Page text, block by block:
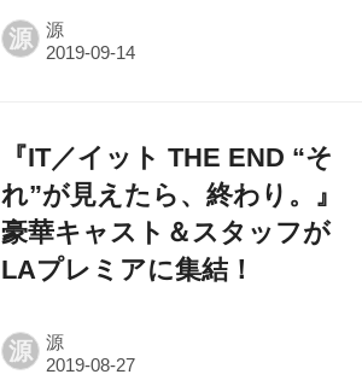
豪華キャスト＆スタッフが
LAプレミアに集結！​​​​
源